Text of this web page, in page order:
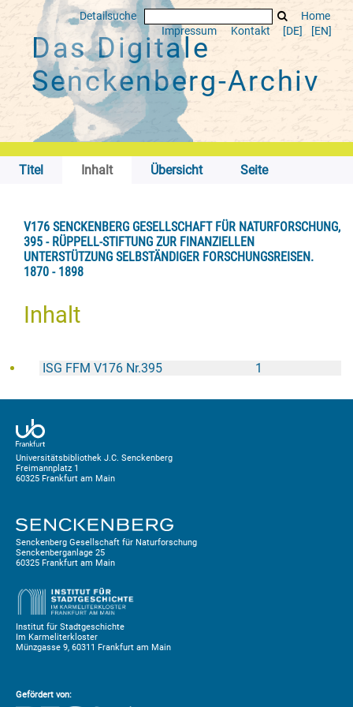
Detailsuche
Home
Impressum
Kontakt [DE] [EN]
Das Digitale
Senckenberg-Archiv
Titel Inhalt Übersicht Seite
V176 SENCKENBERG GESELLSCHAFT FÜR NATURFORSCHUNG,
395 - RÜPPELL-STIFTUNG ZUR FINANZIELLEN
UNTERSTÜTZUNG SELBSTÄNDIGER FORSCHUNGSREISEN.
1870 - 1898
Inhalt
1
ISG FFM V176 Nr.395
Universitätsbibliothek J.C. Senckenberg
Freimannplatz 1
60325 Frankfurt am Main
Senckenberg Gesellschaft für Naturforschung
Senckenberganlage 25
60325 Frankfurt am Main
Institut für Stadtgeschichte
Im Karmeliterkloster
Münzgasse 9, 60311 Frankfurt am Main
Gefördert von: